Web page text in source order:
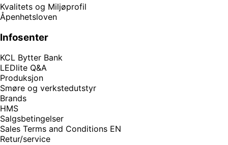
Kvalitets og Miljøprofil
Åpenhetsloven
Infosenter
KCL Bytter Bank
LEDlite Q&A
Produksjon
Smøre og verkstedutstyr
Brands
HMS
Salgsbetingelser
Sales Terms and Conditions EN
Retur/service